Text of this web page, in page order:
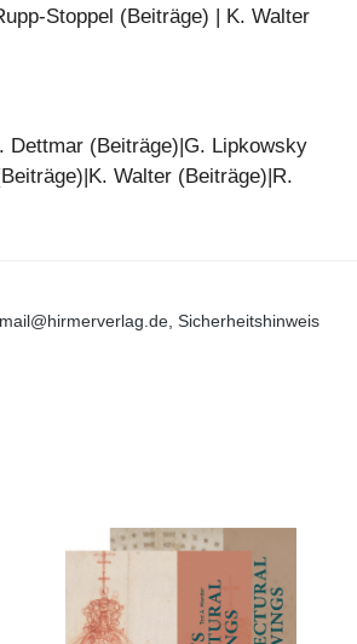
Stoppel (Beiträge) | K. Walter
Dettmar (Beiträge)|G. Lipkowsky
Walter (Beiträge)|R.
Sicherheitshinweis